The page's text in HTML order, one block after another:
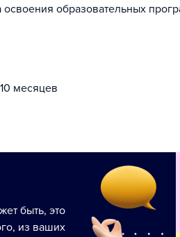
образовательных
месяцев
быть, это
из ваших